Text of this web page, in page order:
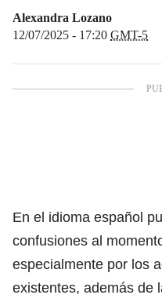
Alexandra Lozano
12/07/2025 - 17:20 GMT-5
En el idioma español
confusiones al
especialmente por los
existentes, además de